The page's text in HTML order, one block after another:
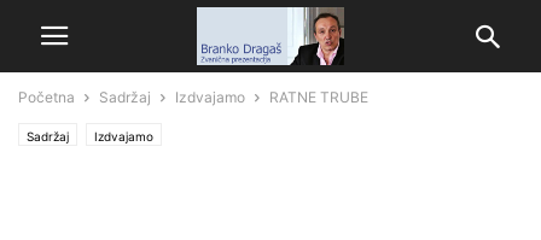
Početna Sadržaj Izdvajamo RATNE TRUBE
Sadržaj Izdvajamo